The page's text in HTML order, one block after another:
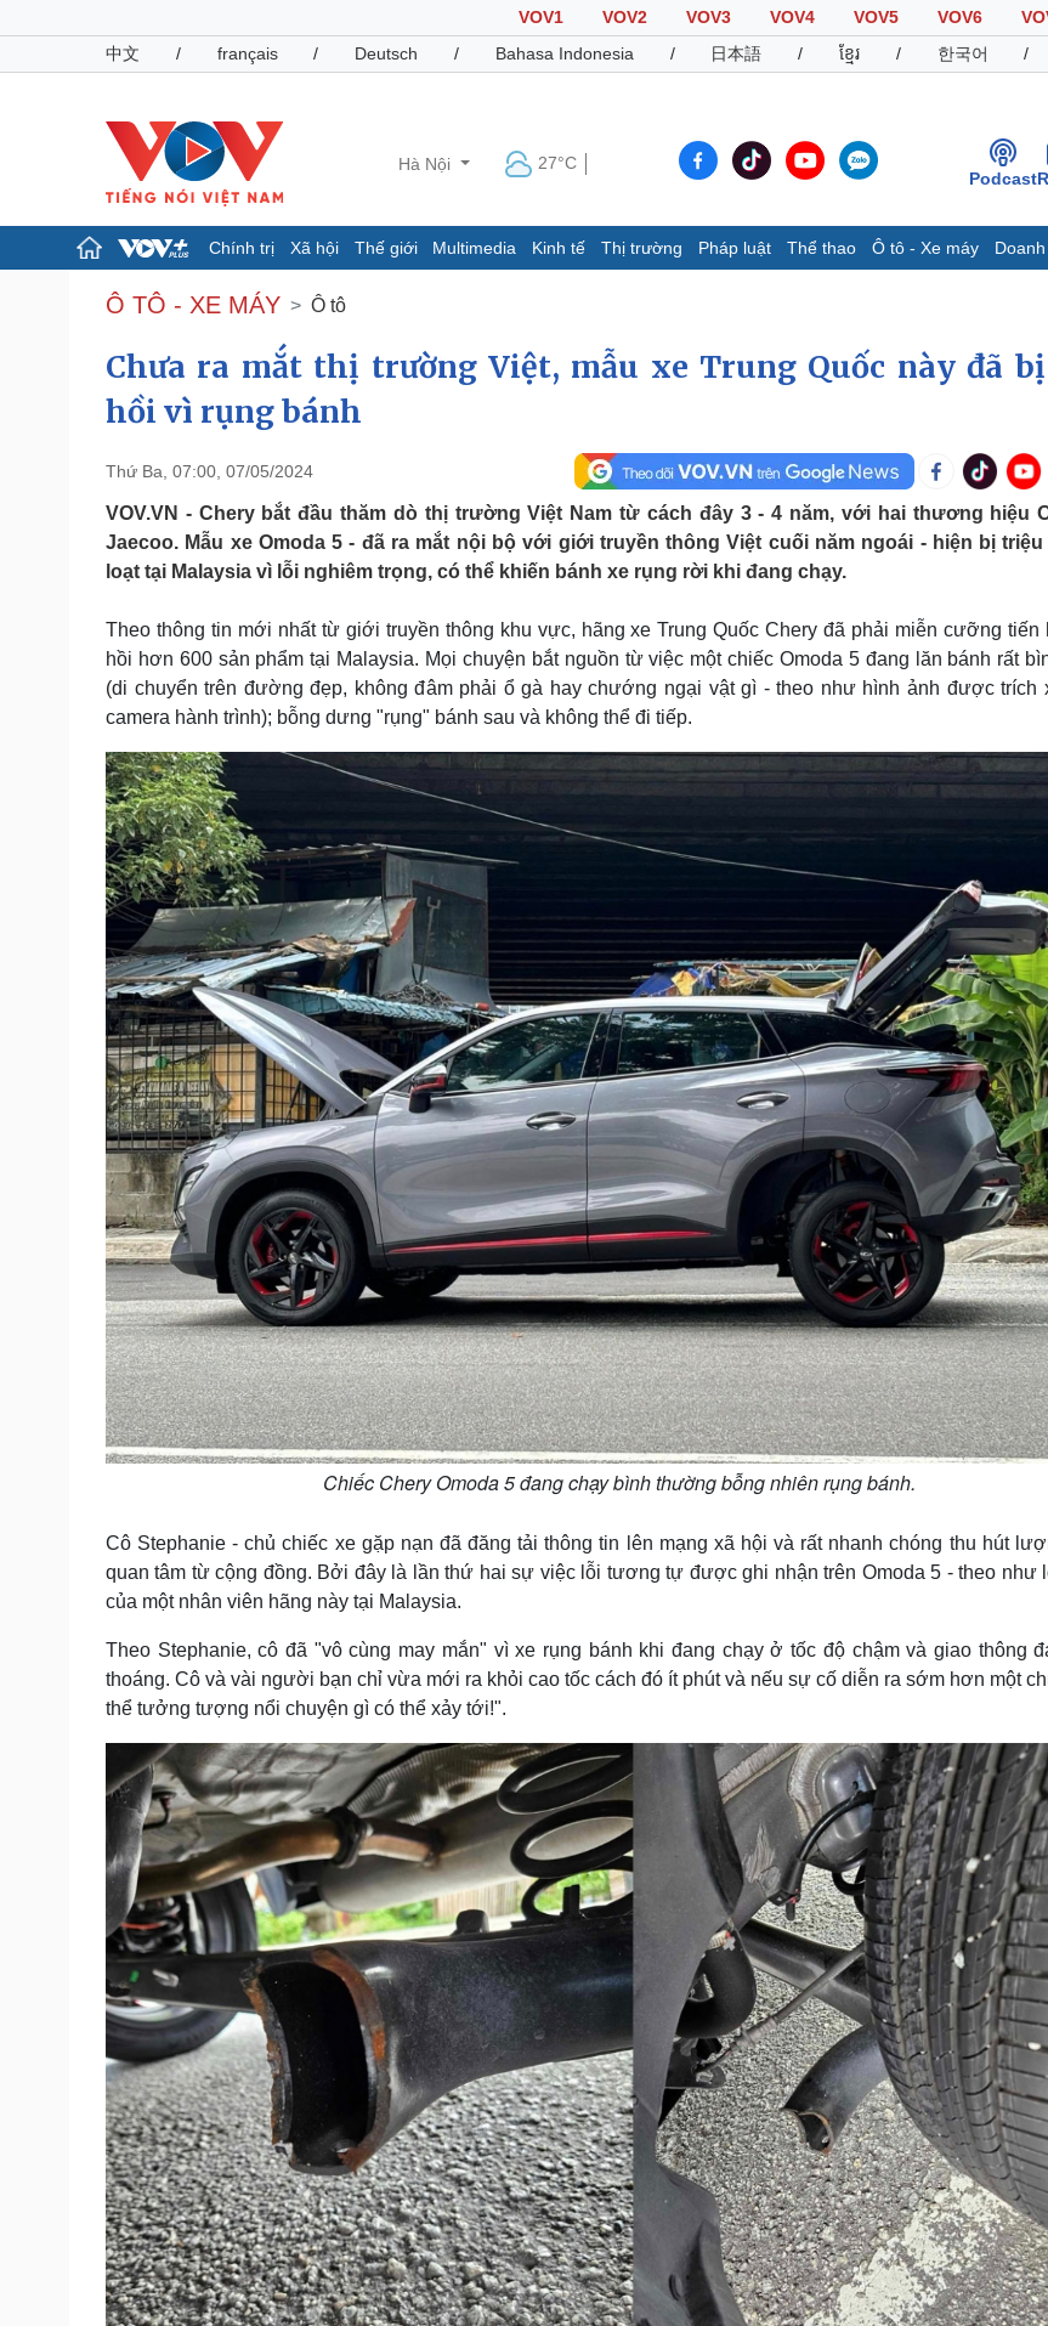
VOV1 VOV2 VOV3 VOV4 VOV5 VOV6
中文
/ français / Deutsch / Bahasa Indonesia / 日本語 / ខ្មែរ / 한국어 /
Hà Nội 27°C
Podcast
Chính trị Xã hội Thế giới Multimedia Kinh tế Thị trường Pháp luật Thể thao Ô tô - Xe máy
Chính trị
Tổ chức nhân sự
Quốc hội
Nhận diện sự thật
Dự báo thời tiết
Giáo dục
Dấu ấn VOV
Cuộc sống đó đây
Hồ sơ
Ảnh
E-Magazine
Vụ án
Tư vấn luật
Quân sự - Quốc phòng
Vũ khí
Phân tích
Thể thao
Bóng đá
Lịch thi đấu bóng đá
Thế giới thể thao
Hậu trường
Ô tô - Xe máy
Xe máy
Tư vấn
Sức khỏe
Dinh dưỡng - món ngon
Sản phụ khoa
Nhi khoa
Nam khoa
Làm đẹp - giảm cân
Phòng mạch online
Ăn sạch sống khỏe
Đời sống
Nhà đẹp
Blog
Tình yêu - Gia đình
Văn hóa
Sân khấu - Điện ảnh
Âm nhạc
Giải trí
Sao Việt
Cải chính
Ô TÔ - XE MÁY Ô tô
Chưa ra mắt thị trường Việt, mẫu xe Trung Quốc này đã
hồi vì rụng bánh
Thứ Ba, 07:00, 07/05/2024
VOV.VN - Chery bắt đầu thăm dò thị trường Việt Nam từ cách đây 3 - 4 năm, với hai thương hiệu
Jaecoo. Mẫu xe Omoda 5 - đã ra mắt nội bộ với giới truyền thông Việt cuối năm ngoái - hiện bị
loạt tại Malaysia vì lỗi nghiêm trọng, có thể khiến bánh xe rụng rời khi đang chạy.
Theo thông tin mới nhất từ giới truyền thông khu vực, hãng xe Trung Quốc Chery đã phải miễn cưỡng tiến
hồi hơn 600 sản phẩm tại Malaysia. Mọi chuyện bắt nguồn từ việc một chiếc Omoda 5 đang lăn bánh rất
(di chuyển trên đường đẹp, không đâm phải ổ gà hay chướng ngại vật gì - theo như hình ảnh được trích
camera hành trình); bỗng dưng "rụng" bánh sau và không thể đi tiếp.
Chiếc Chery Omoda 5 đang chạy bình thường bỗng nhiên rụng bánh.
Cô Stephanie - chủ chiếc xe gặp nạn đã đăng tải thông tin lên mạng xã hội và rất nhanh chóng thu hút
quan tâm từ cộng đồng. Bởi đây là lần thứ hai sự việc lỗi tương tự được ghi nhận trên Omoda 5 - theo như
của một nhân viên hãng này tại Malaysia.
Theo Stephanie, cô đã "vô cùng may mắn" vì xe rụng bánh khi đang chạy ở tốc độ chậm và giao thông
thoáng. Cô và vài người bạn chỉ vừa mới ra khỏi cao tốc cách đó ít phút và nếu sự cố diễn ra sớm hơn một
thể tưởng tượng nổi chuyện gì có thể xảy tới!".